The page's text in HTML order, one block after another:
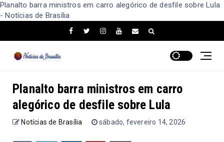
Planalto barra ministros em carro alegórico de desfile sobre Lula
- Notícias de Brasília
Planalto barra ministros em carro
alegórico de desfile sobre Lula
Notícias de Brasília sábado, fevereiro 14, 2026